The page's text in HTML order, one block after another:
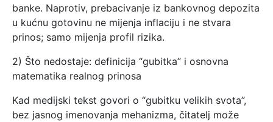
banke. Naprotiv, prebacivanje iz bankovnog depozita
u kućnu gotovinu ne mijenja inflaciju i ne stvara
prinos; samo mijenja profil rizika.
2) Što nedostaje: definicija “gubitka” i osnovna
matematika realnog prinosa
Kad medijski tekst govori o “gubitku velikih svota”,
bez jasnog imenovanja mehanizma, čitatelj može